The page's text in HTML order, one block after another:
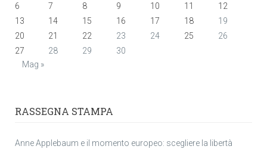
6
7 8 9 10 11
12
13
14 15 16 17 18
19
20
21 22 23 24 25
26
27
28 29
30
Mag »
RASSEGNA STAMPA
Anne Applebaum e il momento europeo: scegliere la libertà